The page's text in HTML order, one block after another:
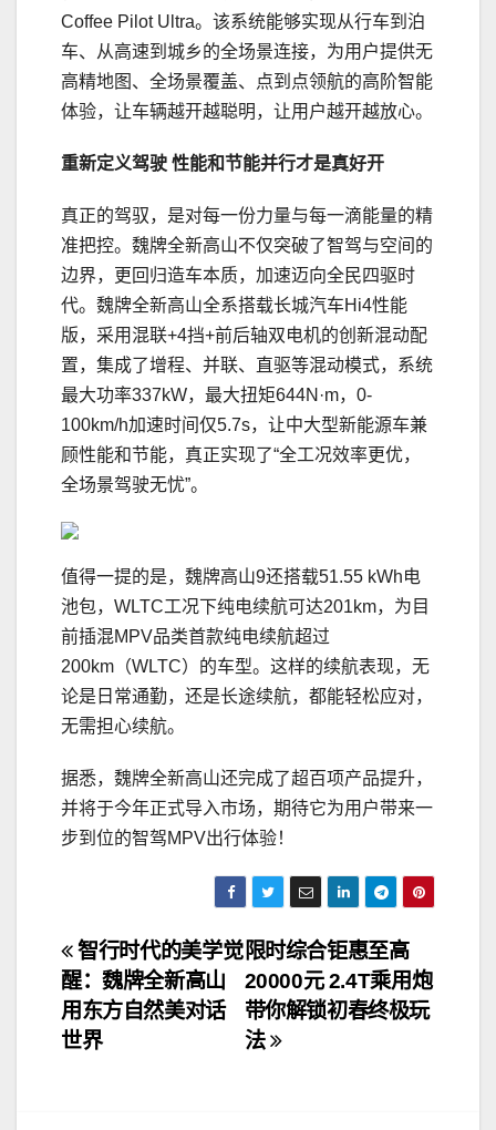
Coffee Pilot Ultra。该系统能够实现从行车到泊
车、从高速到城乡的全场景连接，为用户提供无
高精地图、全场景覆盖、点到点领航的高阶智能
体验，让车辆越开越聪明，让用户越开越放心。
重新定义驾驶 性能和节能并行才是真好开
真正的驾驭，是对每一份力量与每一滴能量的精
准把控。魏牌全新高山不仅突破了智驾与空间的
边界，更回归造车本质，加速迈向全民四驱时
代。魏牌全新高山全系搭载长城汽车Hi4性能
版，采用混联+4挡+前后轴双电机的创新混动配
置，集成了增程、并联、直驱等混动模式，系统
最大功率337kW，最大扭矩644N·m，0-
100km/h加速时间仅5.7s，让中大型新能源车兼
顾性能和节能，真正实现了“全工况效率更优，
全场景驾驶无忧”。
值得一提的是，魏牌高山9还搭载51.55 kWh电
池包，WLTC工况下纯电续航可达201km，为目
前插混MPV品类首款纯电续航超过
200km（WLTC）的车型。这样的续航表现，无
论是日常通勤，还是长途续航，都能轻松应对，
无需担心续航。
据悉，魏牌全新高山还完成了超百项产品提升，
并将于今年正式导入市场，期待它为用户带来一
步到位的智驾MPV出行体验！
文
章
导
限时综合钜惠至高
20000元 2.4T乘用炮
带你解锁初春终极玩
法
智行时代的美学觉
醒：魏牌全新高山
用东方自然美对话
世界